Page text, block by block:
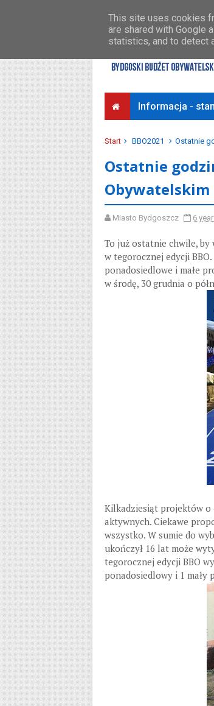
Informacja -
Start BBO2021 Ostatnie
Ostatnie
Obywatelskim
Miasto Bydgoszcz 6
To już ostatnie chwile, by
w tegorocznej edycji BBO.
ponadosiedlowe i małe
w środę, 30 grudnia o
Kilkadziesiąt projektów o
aktywnych. Ciekawe
wszystko. W sumie do
ukończył 16 lat może
tegorocznej edycji BBO
ponadosiedlowy i 1 mały
This site uses cookies
are shared with Google
statistics, and to detect